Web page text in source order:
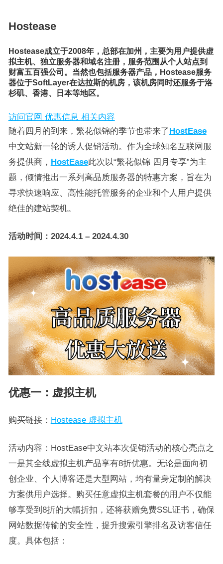
Hostease
Hostease成立于2008年，总部在加州，主要为用户提供虚
拟主机、独立服务器和域名注册，服务范围从个人站点到
财富五百强公司。当然也包括服务器产品，Hostease服务
器位于SoftLayer在达拉斯的机房，该机房同时还服务于洛
杉矶、香港、日本等地区。
访问官网 优惠信息 相关内容
随着四月的到来，繁花似锦的季节也带来了HostEase
中文站新一轮的诱人促销活动。作为全球知名互联网服
务提供商， HostEase此次以“繁花似锦 四月专享”为主
题，倾情推出一系列高品质服务器的特惠方案，旨在为
寻求快速响应、高性能托管服务的企业和个人用户提供
绝佳的建站契机。
活动时间：2024.4.1 – 2024.4.30
优惠一：虚拟主机
购买链接： Hostease 虚拟主机
活动内容：HostEase中文站本次促销活动的核心亮点之
一是其全线虚拟主机产品享有8折优惠。无论是面向初
创企业、个人博客还是大型网站，均有量身定制的解决
方案供用户选择。购买任意虚拟主机套餐的用户不仅能
够享受到8折的大幅折扣，还将获赠免费SSL证书，确保
网站数据传输的安全性，提升搜索引擎排名及访客信任
度。具体包括：